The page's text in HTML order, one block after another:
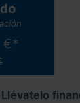
€*
Llévatelo